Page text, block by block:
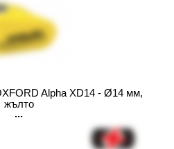
Alpha XD14 - Ø14 мм,
жълто